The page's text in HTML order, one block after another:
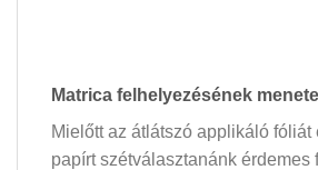
Matrica felhelyezésének
Mielőtt az átlátszó applikáló fóliát
papírt szétválasztanánk érdemes